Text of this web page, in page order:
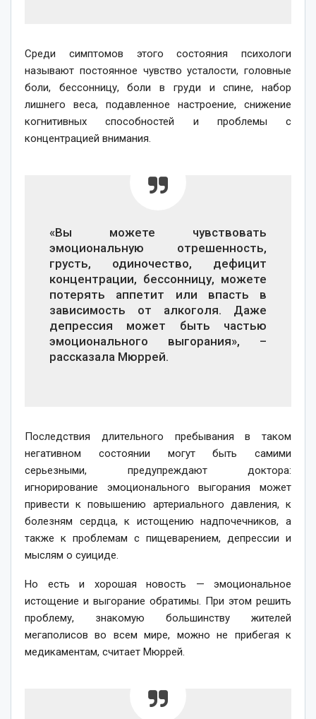
Среди симптомов этого состояния психологи
называют постоянное чувство усталости, головные
боли, бессонницу, боли в груди и спине, набор
лишнего веса, подавленное настроение, снижение
когнитивных способностей и проблемы с
концентрацией внимания.
«Вы можете чувствовать
эмоциональную отрешенность,
грусть, одиночество, дефицит
концентрации, бессонницу, можете
потерять аппетит или впасть в
зависимость от алкоголя. Даже
депрессия может быть частью
эмоционального выгорания», –
рассказала Мюррей.
Последствия длительного пребывания в таком
негативном состоянии могут быть самими
серьезными, предупреждают доктора:
игнорирование эмоционального выгорания может
привести к повышению артериального давления, к
болезням сердца, к истощению надпочечников, а
также к проблемам с пищеварением, депрессии и
мыслям о суициде.
Но есть и хорошая новость — эмоциональное
истощение и выгорание обратимы. При этом решить
проблему, знакомую большинству жителей
мегаполисов во всем мире, можно не прибегая к
медикаментам, считает Мюррей.